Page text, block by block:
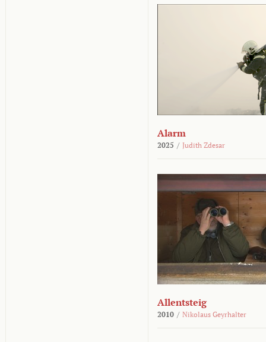
Alarm
2025 / Judith Zdesar
Allentsteig
2010 / Nikolaus Geyrhalter